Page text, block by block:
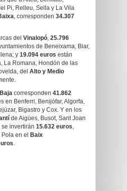
Pi, Relleu, Sella y La Vila
, corresponden 34.307
del Vinalopó, 25.796
de Beneixama, Biar,
y 19.094 euros están
La Romana, Hondón de las
del Alto y Medio
corresponden 41.862
en Benferri, Benijófar, Algorfa,
Bigastro y Cox. Y en los
de Aigües, Busot, Sant Joan
se invertirán 15.632 euros,
en el
Baix
.